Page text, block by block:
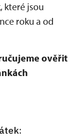
které jsou
roku a od
ověřit